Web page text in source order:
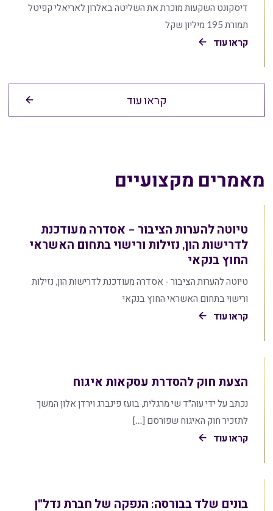
דיסקונט השקעות מוכרת את השליטה באלרון לאריאלי קפיטל
תמורת 195 מיליון שקל
קראו עוד
קראו עוד
מאמרים מקצועיים
טיוטה להערות הציבור – אסדרה מעודכנת
לדרישות הון, נזילות ורישוי בתחום האשראי
החוץ בנקאי
טיוטה להערות הציבור - אסדרה מעודכנת לדרישות הון, נזילות
ורישוי בתחום האשראי החוץ בנקאי
קראו עוד
הצעת חוק להסדרת עסקאות איגוח
נכתב על ידי עוה״ד שי מרגלית, בועז פינברג וירדן אלון המשך
לתזכיר חוק האיגוח שפורסם […]
קראו עוד
בונים שלד בבורסה: הנפקה של חברת נדל"ן